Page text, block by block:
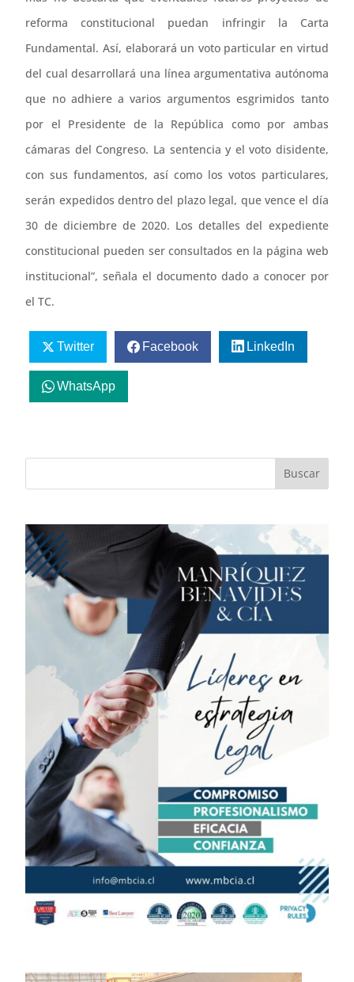
reforma constitucional puedan infringir la Carta
Fundamental. Así, elaborará un voto particular en virtud
del cual desarrollará una línea argumentativa autónoma
que no adhiere a varios argumentos esgrimidos tanto
por el Presidente de la República como por ambas
cámaras del Congreso. La sentencia y el voto disidente,
con sus fundamentos, así como los votos particulares,
serán expedidos dentro del plazo legal, que vence el día
30 de diciembre de 2020. Los detalles del expediente
constitucional pueden ser consultados en la página web
institucional”, señala el documento dado a conocer por
el TC.
Twitter Facebook LinkedIn
WhatsApp